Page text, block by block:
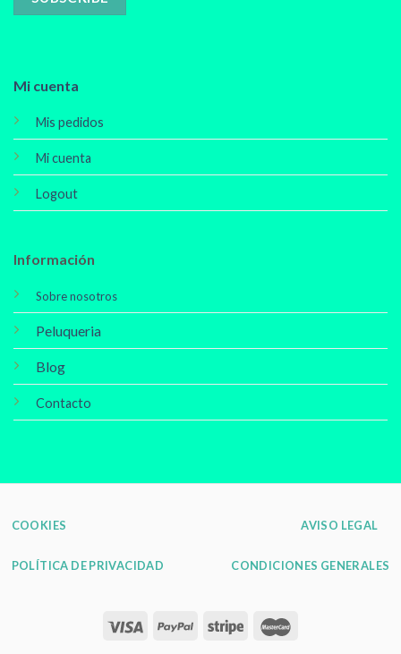
Mi cuenta
Mis pedidos
Mi cuenta
Logout
Información
Sobre nosotros
Peluqueria
Blog
Contacto
COOKIES
POLÍTICA DE PRIVACIDAD
AVISO LEGAL
CONDICIONES GENERALES